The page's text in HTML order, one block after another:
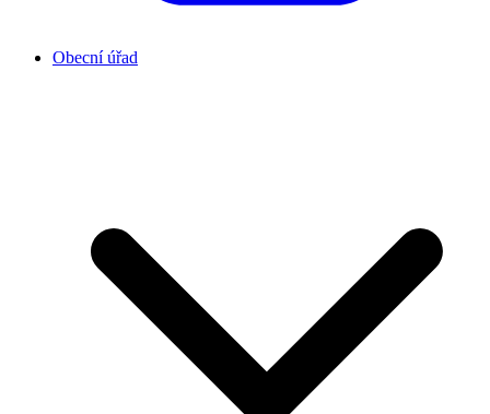
Obecní úřad